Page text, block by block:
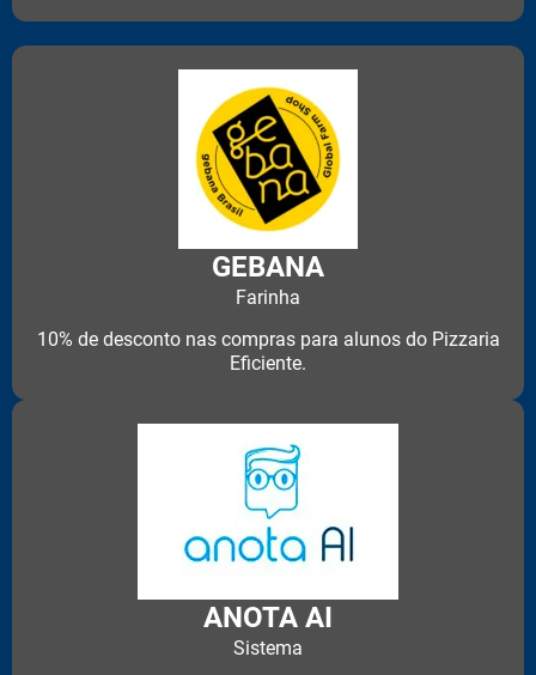
GEBANA
Farinha
10% de desconto nas compras para alunos do Pizzaria
Eficiente.
ANOTA AI
Sistema